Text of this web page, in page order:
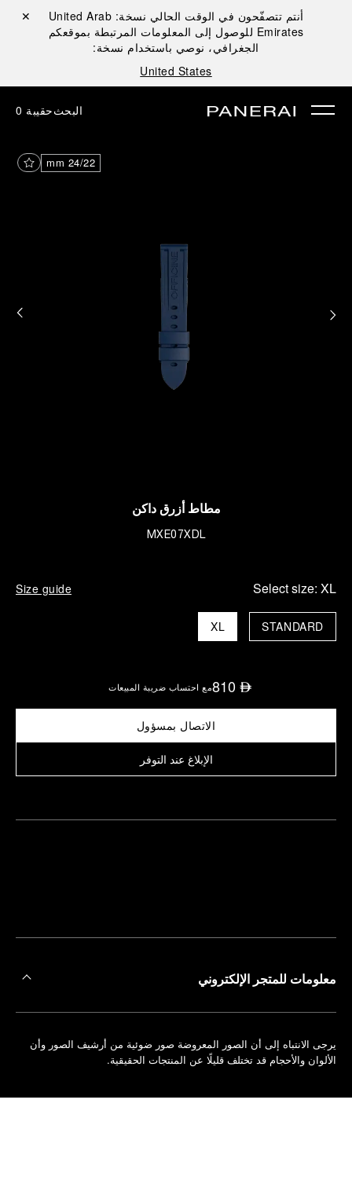
أنتم تتصفّحون في الوقت الحالي نسخة: United Arab
Emirates للوصول إلى المعلومات المرتبطة بموقعكم
الجغرافي، نوصي باستخدام نسخة:
United States
إغلاق ✕
البحثحقيبة 0
24/22 mm
مطاط أزرق داكن
MXE07XDL
Select size: XL
Size guide
XL STANDARD
⃃ مع احتساب ضريبة المبيعات
الاتصال بمسؤول
الإبلاغ عند التوفر
معلومات للمتجر الإلكتروني
يرجى الانتباه إلى أن الصور المعروضة صور ضوئية من أرشيف الصور وأن
الألوان والأحجام قد تختلف قليلًا عن المنتجات الحقيقية.